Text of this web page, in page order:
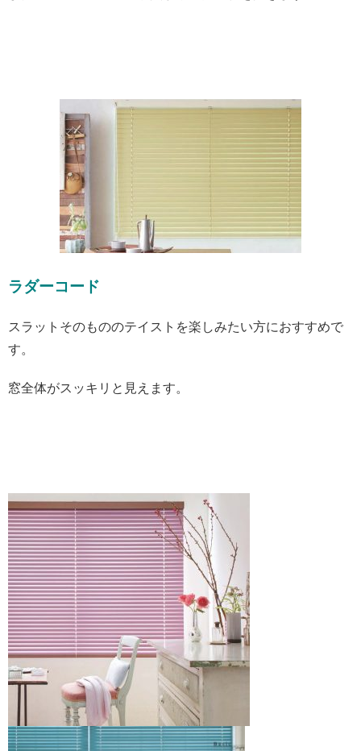
ラダーコード
スラットそのもののテイストを楽しみたい方におすすめで
す。
窓全体がスッキリと見えます。